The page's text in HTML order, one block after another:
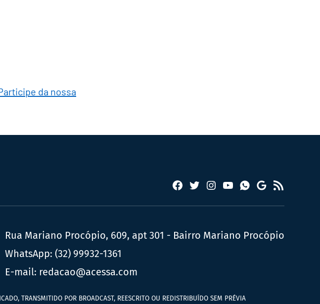
da nossa
Facebook
TwitterInstagram
YouTubeWhatsapp
Google
News
RSS
Rua Mariano Procópio, 609, apt 301 - Bairro Mariano Procópio
WhatsApp: (32) 99932-1361
E-mail: redacao@acessa.com
TRANSMITIDO POR BROADCAST, REESCRITO OU REDISTRIBUÍDO SEM PRÉVIA